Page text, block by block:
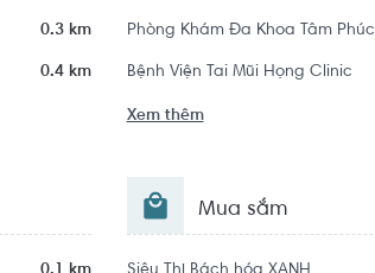
0.3 km
0.4 km
Phòng Khám Đa Khoa Tâm Phúc
Bệnh Viện Tai Mũi Họng Clinic
Xem thêm
Mua sắm